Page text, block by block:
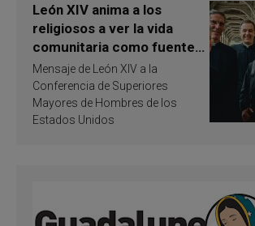
León XIV anima a los
religiosos a ver la vida
comunitaria como fuente
de inspiración y
santificación
Mensaje de León XIV a la
Conferencia de Superiores
Mayores de Hombres de los
Estados Unidos